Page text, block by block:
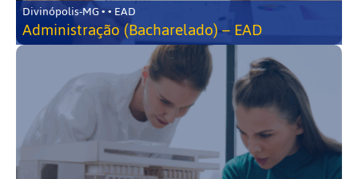
Divinópolis-MG • • EAD
Administração (Bacharelado) – EAD